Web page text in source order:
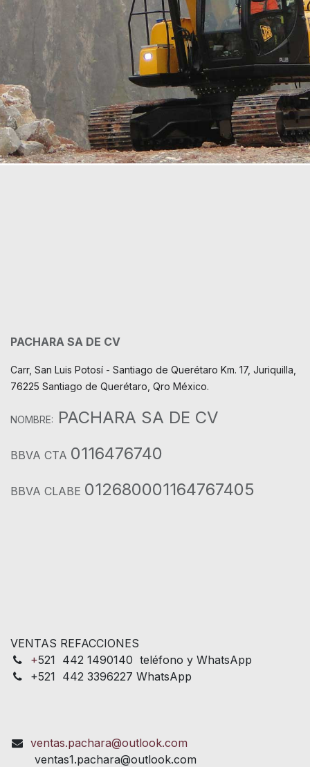
PACHARA SA DE CV
Carr, San Luis Potosí - Santiago de Querétaro Km. 17, Juriquilla,
76225 Santiago de Querétaro, Qro México.
NOMBRE: PACHARA SA DE CV
BBVA CTA 0116476740
BBVA CLABE 012680001164767405
VENTAS REFACCIONES
+521 442 1490140 teléfono y WhatsApp
+521 442 3396227 WhatsApp
ventas.pachara@outlook.com
ventas1.pachara@outlook.com